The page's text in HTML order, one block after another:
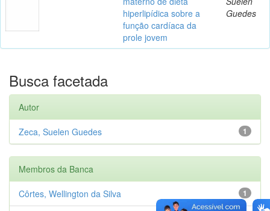
hiperlipídica sobre a
função cardíaca da
prole jovem
Guedes
Busca facetada
Autor
1
Zeca, Suelen Guedes
Membros da Banca
1
Côrtes, Wellington da Silva